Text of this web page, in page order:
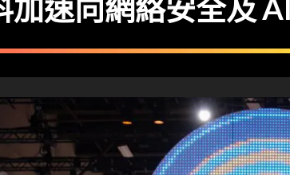
加速向網絡安全及